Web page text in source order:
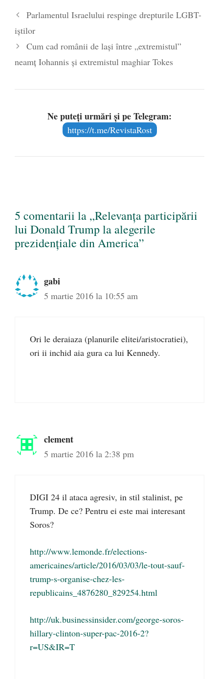
Parlamentul Israelului respinge drepturile LGBT-
iştilor
Cum cad românii de laşi între „extremistul”
neamţ Iohannis şi extremistul maghiar Tokes
Ne puteți urmări și pe Telegram:
https://t.me/RevistaRost
5 comentarii la „Relevanța participării
lui Donald Trump la alegerile
prezidențiale din America”
gabi
5 martie 2016 la 10:55 am
Ori le deraiaza (planurile elitei/aristocratiei),
ori ii inchid aia gura ca lui Kennedy.
clement
5 martie 2016 la 2:38 pm
DIGI 24 il ataca agresiv, in stil stalinist, pe
Trump. De ce? Pentru ei este mai interesant
Soros?
http://www.lemonde.fr/elections-
americaines/article/2016/03/03/le-tout-sauf-
trump-s-organise-chez-les-
republicains_4876280_829254.html
http://uk.businessinsider.com/george-soros-
hillary-clinton-super-pac-2016-2?
r=US&IR=T